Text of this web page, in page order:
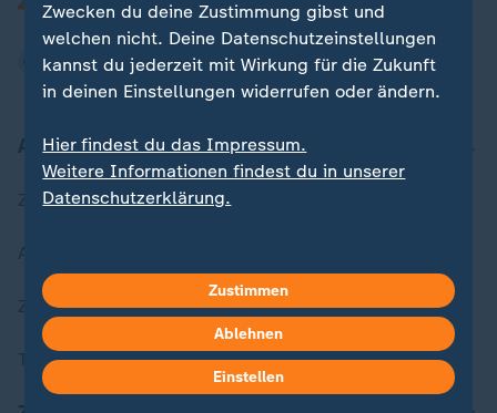
Aktuell bei ZDFheute
Zuletzt veröffentlicht
ZDFheute Stories
Themen im Überblick
Zwecken du deine Zustimmung gibst und
welchen nicht. Deine Datenschutzeinstellungen
kannst du jederzeit mit Wirkung für die Zukunft
in deinen Einstellungen widerrufen oder ändern.
Hier findest du das Impressum.
Weitere Informationen findest du in unserer
Datenschutzerklärung.
Zustimmen
Ablehnen
Einstellen